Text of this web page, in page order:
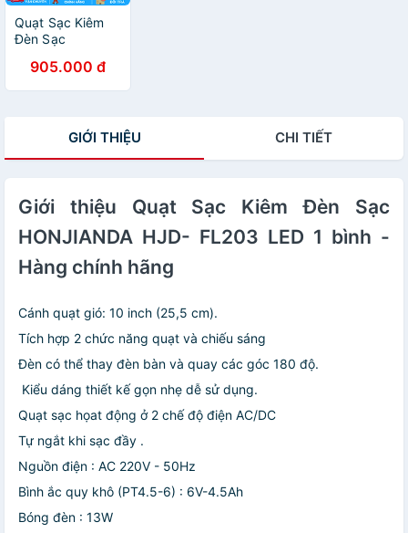
Quạt Sạc Kiêm
Đèn Sạc
HJD- FL301 LED
- Hàng chính
905.000 đ
GIỚI THIỆU CHI TIẾT
Giới thiệu Quạt Sạc Kiêm Đèn Sạc
HONJIANDA HJD- FL203 LED 1 bình -
Hàng chính hãng
Cánh quạt gió: 10 inch (25,5 cm).
Tích hợp 2 chức năng quạt và chiếu sáng
Đèn có thể thay đèn bàn và quay các góc 180 độ.
Kiểu dáng thiết kế gọn nhẹ dễ sử dụng.
Quạt sạc họat động ở 2 chế độ điện AC/DC
Tự ngắt khi sạc đầy .
Nguồn điện : AC 220V - 50Hz
Bình ắc quy khô (PT4.5-6) : 6V-4.5Ah
Bóng đèn : 13W